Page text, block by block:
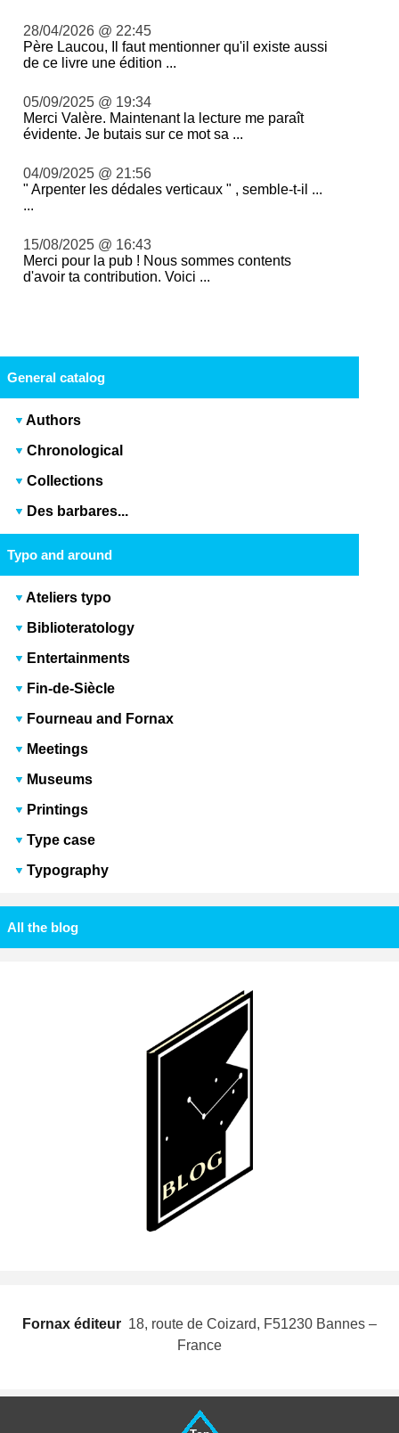
28/04/2026 @ 22:45
Père Laucou, Il faut mentionner qu'il existe aussi
de ce livre une édition ...
05/09/2025 @ 19:34
Merci Valère. Maintenant la lecture me paraît
évidente. Je butais sur ce mot sa ...
04/09/2025 @ 21:56
" Arpenter les dédales verticaux " , semble-t-il ...
...
15/08/2025 @ 16:43
Merci pour la pub ! Nous sommes contents
d'avoir ta contribution. Voici ...
General catalog
Authors
Chronological
Collections
Des barbares...
Typo and around
Ateliers typo
Biblioteratology
Entertainments
Fin-de-Siècle
Fourneau and Fornax
Meetings
Museums
Printings
Type case
Typography
All the blog
Fornax éditeur  18, route de Coizard, F51230 Bannes –
France